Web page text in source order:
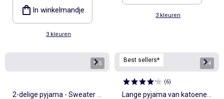
ruches bij de armsgaten +
broek
In winkelmandje
3 kleuren
3 kleuren
1/5
2-delige pyjama - Sweater +
Best sellers* 1/4
(6)
Lange pyjama van katoenen